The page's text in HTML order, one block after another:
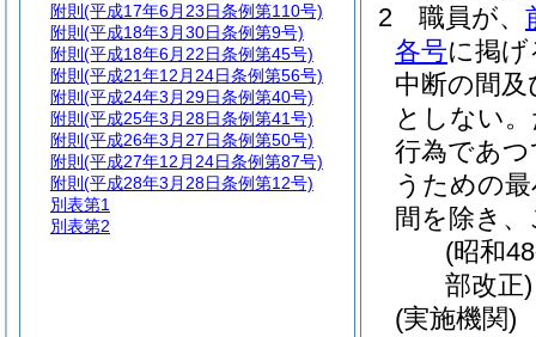
2
職員が、
各号に掲
中断の間
としない。
行為であ
うための
間を除き
(昭和
部改正)
(実施機関)
附則 (平成17年6月23日条例第110号)
附則 (平成18年3月30日条例第9号)
附則 (平成18年6月22日条例第45号)
附則 (平成21年12月24日条例第56号)
附則 (平成24年3月29日条例第40号)
附則 (平成25年3月28日条例第41号)
附則 (平成26年3月27日条例第50号)
附則 (平成27年12月24日条例第87号)
附則 (平成28年3月28日条例第12号)
別表第1
別表第2